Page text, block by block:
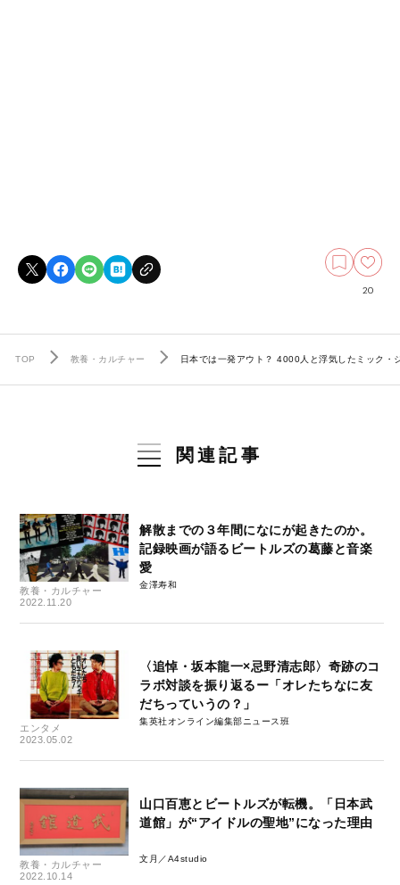
20
TOP 教養・カルチャー 日本では一発アウト？ 4000人と浮気したミック・
関連記事
教養・カルチャー
2022.11.20
解散までの３年間になにが起きたのか。
記録映画が語るビートルズの葛藤と音楽
愛
金澤寿和
エンタメ
2023.05.02
〈追悼・坂本龍一×忌野清志郎〉奇跡のコ
ラボ対談を振り返るー「オレたちなに友
だちっていうの？」
集英社オンライン編集部ニュース班
教養・カルチャー
2022.10.14
山口百恵とビートルズが転機。「日本武
道館」が“アイドルの聖地”になった理由
文月／A4studio